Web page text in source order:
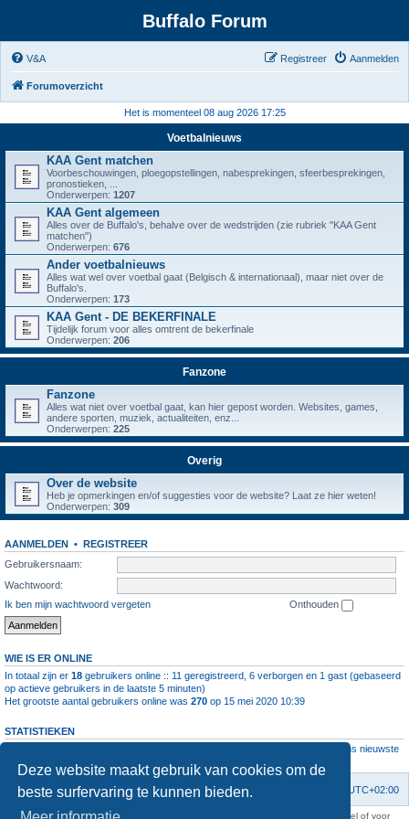
Deze website maakt gebruik van cookies om de
beste surfervaring te kunnen bieden.
Buffalo Forum
V&A Aanmelden
Registreer
Forumoverzicht
Het is momenteel 08 aug 2026 17:25
Voetbalnieuws
KAA Gent matchen
Voorbeschouwingen, ploegopstellingen, nabesprekingen, sfeerbesprekingen,
pronostieken, ...
Onderwerpen: 1207
KAA Gent algemeen
Alles over de Buffalo's, behalve over de wedstrijden (zie rubriek "KAA Gent
matchen")
Onderwerpen: 676
Ander voetbalnieuws
Alles wat wel over voetbal gaat (Belgisch & internationaal), maar niet over de
Buffalo's.
Onderwerpen: 173
KAA Gent - DE BEKERFINALE
Tijdelijk forum voor alles omtrent de bekerfinale
Onderwerpen: 206
Fanzone
Fanzone
Alles wat niet over voetbal gaat, kan hier gepost worden. Websites, games,
andere sporten, muziek, actualiteiten, enz...
Onderwerpen: 225
Overig
Over de website
Heb je opmerkingen en/of suggesties voor de website? Laat ze hier weten!
Onderwerpen: 309
AANMELDEN • REGISTREER
Gebruikersnaam:
Wachtwoord:
Ik ben mijn wachtwoord vergeten
Onthouden
WIE IS ER ONLINE
In totaal zijn er 18 gebruikers online :: 11 geregistreerd, 6 verborgen en 1 gast (gebaseerd
op actieve gebruikers in de laatste 5 minuten)
Het grootste aantal gebruikers online was 270 op 15 mei 2020 10:39
STATISTIEKEN
• Ons nieuwste
Forumoverzicht UTC+02:00
Verwijder cookies
Contact
KAA Gent kan nooit aansprakelijk worden gesteld voor om het even welk nadeel of voor